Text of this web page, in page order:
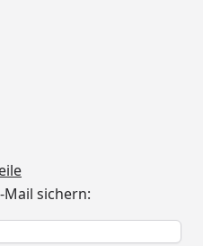
Mail sichern: